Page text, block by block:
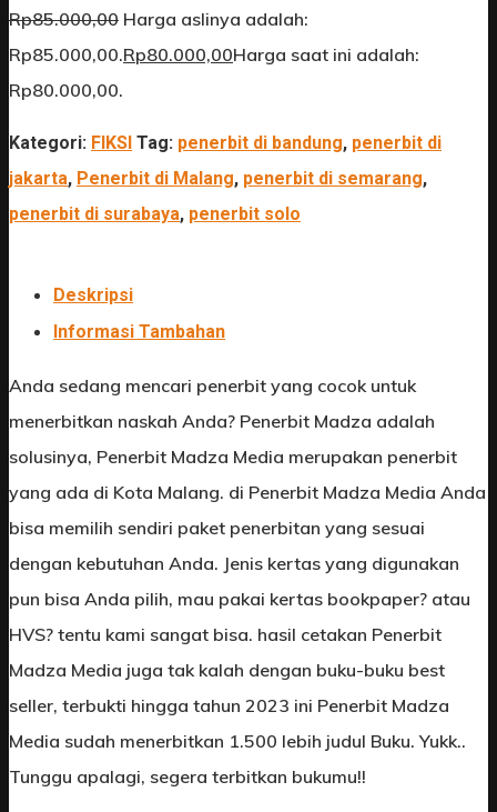
Rp85.000,00 Harga aslinya adalah:
Rp85.000,00.Rp80.000,00Harga saat ini adalah:
Rp80.000,00.
Kategori: FIKSI Tag: penerbit di bandung, penerbit di
jakarta, Penerbit di Malang, penerbit di semarang,
penerbit di surabaya, penerbit solo
Deskripsi
Informasi Tambahan
Anda sedang mencari penerbit yang cocok untuk
menerbitkan naskah Anda? Penerbit Madza adalah
solusinya, Penerbit Madza Media merupakan penerbit
yang ada di Kota Malang. di Penerbit Madza Media Anda
bisa memilih sendiri paket penerbitan yang sesuai
dengan kebutuhan Anda. Jenis kertas yang digunakan
pun bisa Anda pilih, mau pakai kertas bookpaper? atau
HVS? tentu kami sangat bisa. hasil cetakan Penerbit
Madza Media juga tak kalah dengan buku-buku best
seller, terbukti hingga tahun 2023 ini Penerbit Madza
Media sudah menerbitkan 1.500 lebih judul Buku. Yukk..
Tunggu apalagi, segera terbitkan bukumu!!